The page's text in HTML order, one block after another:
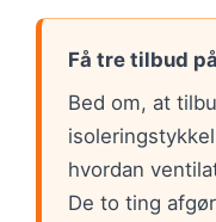
Få tre tilbud
Bed om, at
hvordan
De to ting